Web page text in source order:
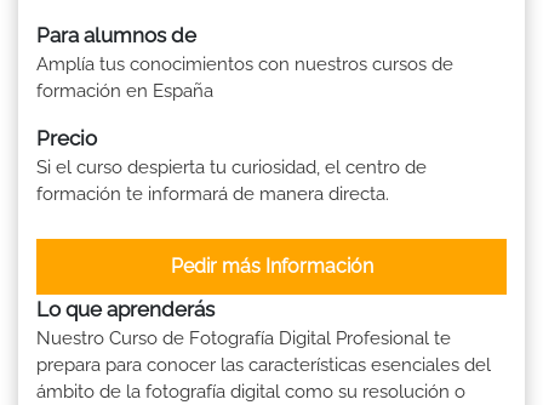
Para alumnos de
Amplía tus conocimientos con nuestros cursos de
formación en España
Precio
Si el curso despierta tu curiosidad, el centro de
formación te informará de manera directa.
Pedir más Información
Lo que aprenderás
Nuestro Curso de Fotografía Digital Profesional te
prepara para conocer las características esenciales del
ámbito de la fotografía digital como su resolución o